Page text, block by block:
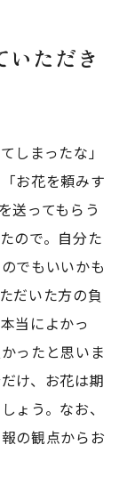
いただき
しまったな」
お花を頼みす
送ってもらう
ので。自分た
でもいいかも
だいた方の負
当によかっ
ったと思いま
け、お花は期
ょう。なお、
の観点からお